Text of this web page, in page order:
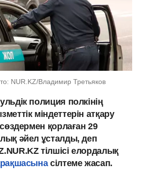
NUR.KZ/Владимир Третьяков
полиция полкінің
міндеттерін атқару
қорлаған 29
әйел ұсталды, деп
тілшісі елордалық
сілтеме жасап.